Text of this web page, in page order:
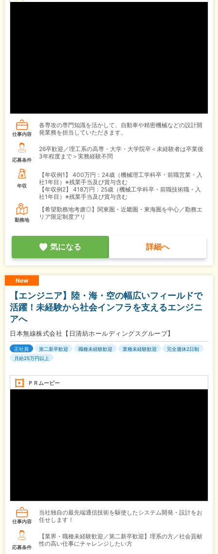
仕事内容
各専攻の専門知識を活かして、自動車や精密機械などの設計開
発業務を担当していただきます。
応募条件
26卒歓迎／理工系の高専・大学・大学院卒＜未経験者は卒業後
3年程度まで＞実務経験不問
年収
【年収例1】
400万円：24歳（機械理工学科卒・前職営業・入
社1年目）※残業手当及び賞与含む
【年収例2】
418万円：25歳（機械工学科卒・前職技術職・入
社1年目）※残業手当及び賞与含む
勤務地
【希望勤務地考慮◎】関東圏・近畿圏・東海圏を中心／勤務エ
リア限定制度アリ
気になる 詳細へ
New
【エンジニア】陸・海・空の幅広いフィールドで
活躍！未経験から社会インフラを支えるエンジニ
アへ
日本無線株式会社【日清紡ホールディングスグループ】
正社員 第二新卒歓迎 職種未経験歓迎 業種未経験歓迎
完全週休2日制
月給25万円以上
ＰＲムービー
仕事内容
当社独自の最先端通信技術を駆使したシステム開発・設計をお
任せします！
応募条件
【業界・職種未経験歓迎／第二新卒歓迎】理系の方／社会貢献
性の高い仕事にチャレンジしたい方